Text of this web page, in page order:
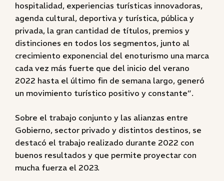
hospitalidad, experiencias turísticas innovadoras,
agenda cultural, deportiva y turística, pública y
privada, la gran cantidad de títulos, premios y
distinciones en todos los segmentos, junto al
crecimiento exponencial del enoturismo una marca
cada vez más fuerte que del inicio del verano
2022 hasta el último fin de semana largo, generó
un movimiento turístico positivo y constante”.
Sobre el trabajo conjunto y las alianzas entre
Gobierno, sector privado y distintos destinos, se
destacó el trabajo realizado durante 2022 con
buenos resultados y que permite proyectar con
mucha fuerza el 2023.